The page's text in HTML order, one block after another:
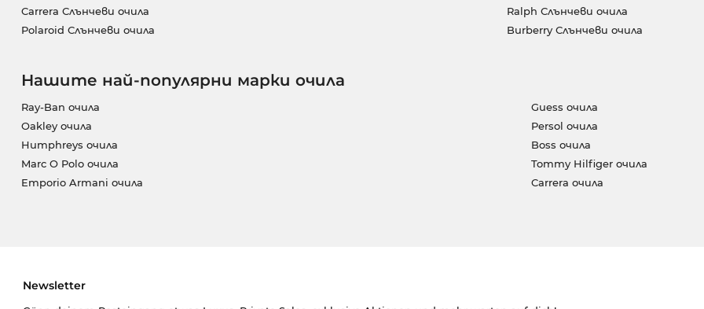
Carrera Слънчеви очила
Polaroid Слънчеви очила
Ralph Слънчеви очила
Burberry Слънчеви очила
Нашите най-популярни марки очила
Ray-Ban очила
Oakley очила
Humphreys очила
Marc O Polo очила
Emporio Armani очила
Guess очила
Persol очила
Boss очила
Tommy Hilfiger очила
Carrera очила
Newsletter